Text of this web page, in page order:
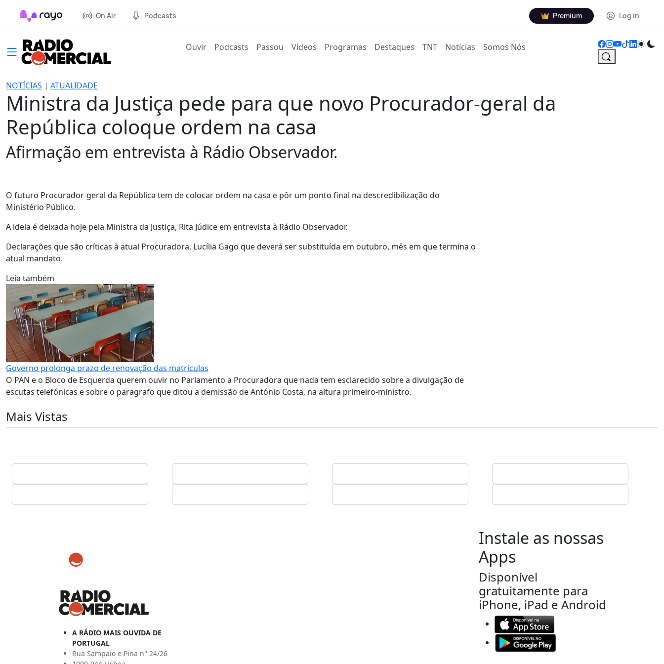
On Air Podcasts Premium Log in
Ouvir(current)
Podcasts Passou Vídeos Programas Destaques TNT Notícias Somos Nós
NOTÍCIAS | ATUALIDADE
Ministra da Justiça pede para que novo Procurador-geral da
República coloque ordem na casa
Afirmação em entrevista à Rádio Observador.
O futuro Procurador-geral da República tem de colocar ordem na casa e pôr um ponto final na descredibilização do
Ministério Público.
A ideia é deixada hoje pela Ministra da Justiça, Rita Júdice em entrevista à Rádio Observador.
Declarações que são críticas à atual Procuradora, Lucília Gago que deverá ser substituída em outubro, mês em que termina o
atual mandato.
Leia também
Governo prolonga prazo de renovação das matrículas
O PAN e o Bloco de Esquerda querem ouvir no Parlamento a Procuradora que nada tem esclarecido sobre a divulgação de
escutas telefónicas e sobre o paragrafo que ditou a demissão de António Costa, na altura primeiro-ministro.
Mais Vistas
A RÁDIO MAIS OUVIDA DE
PORTUGAL
Rua Sampaio e Pina n° 24/26
Instale as nossas
Apps
Disponível
gratuitamente para
iPhone, iPad e Android